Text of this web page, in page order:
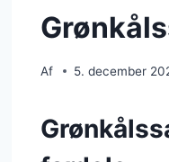
Af 5. december